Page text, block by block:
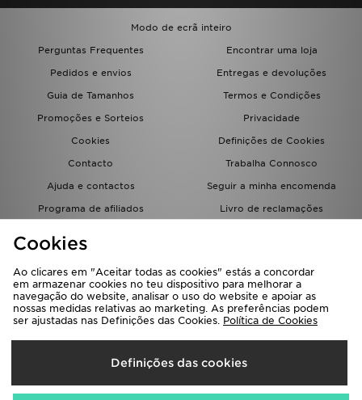
Modo de ecrã inteiro
Perguntas Frequentes
Encontrar uma loja
Pedidos e envios
Entregas e devoluções
Guia de Tamanhos
Termos e Condições
Promoções e Sorteios
Privacidade
Cookies
Definições de Cookies
Contacto
Trabalha Connosco
Ajuda e contactos
Seguir a minha encomenda
Programa de afiliados
Livro de reclamações
Seleciona O País
Portugal
TRABALHA CONNOSCO
FAQs
Cookies
Ao clicares em "Aceitar todas as cookies" estás a concordar
em armazenar cookies no teu dispositivo para melhorar a
navegação do website, analisar o uso do website e apoiar as
nossas medidas relativas ao marketing. As preferências podem
ser ajustadas nas Definições das Cookies. Política de Cookies
Definições das cookies